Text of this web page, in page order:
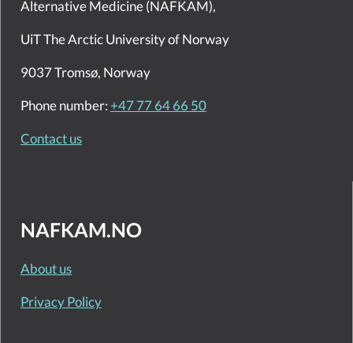
Alternative Medicine (NAFKAM),
UiT The Arctic University of Norway
9037 Tromsø, Norway
Phone number:+47 77 64 66 50
Contact us
NAFKAM.NO
About us
Privacy Policy